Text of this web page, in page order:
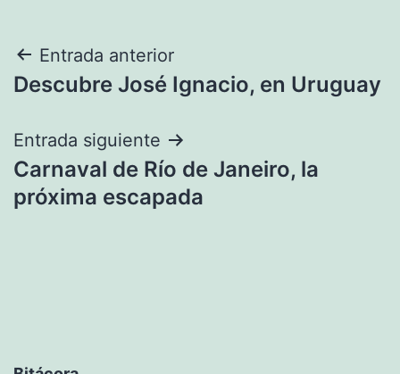
Navegación
de
entradas
Entrada anterior
Descubre José Ignacio, en Uruguay
Entrada siguiente
Carnaval de Río de Janeiro, la
próxima escapada